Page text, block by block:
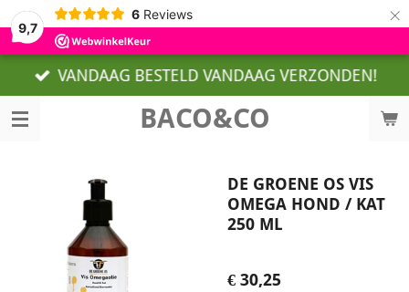
9,7
6 Reviews ×
BACO&CO
VANDAAG BESTELD VANDAAG VERZONDEN!
DE GROENE OS VIS
OMEGA HOND / KAT
250 ML
€ 30,25